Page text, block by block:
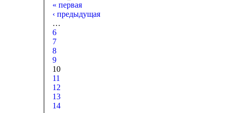
« первая
‹ предыдущая
…
6
7
8
9
10
11
12
13
14